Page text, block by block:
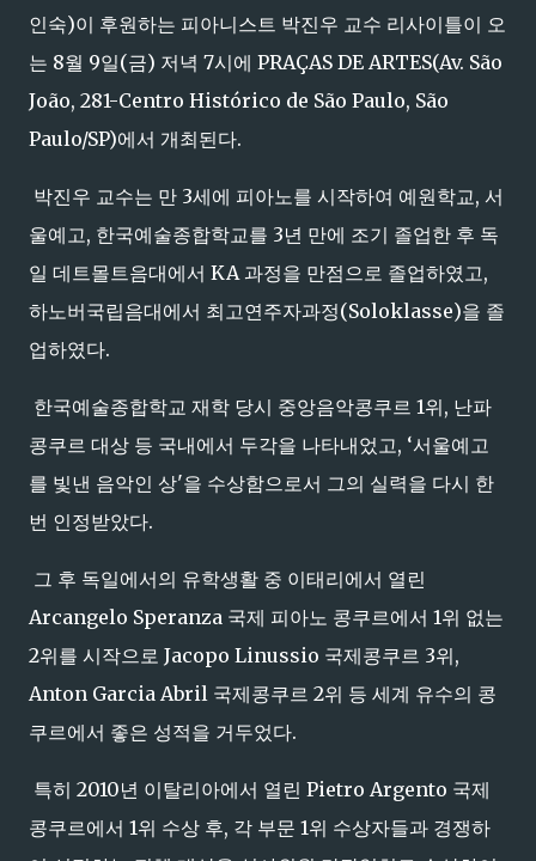
인숙)이 후원하는 피아니스트 박진우 교수 리사이틀이 오
는 8월 9일(금) 저녁 7시에 PRAÇAS DE ARTES(Av. São
João, 281-Centro Histórico de São Paulo, São
Paulo/SP)에서 개최된다.
박진우 교수는 만 3세에 피아노를 시작하여 예원학교, 서
울예고, 한국예술종합학교를 3년 만에 조기 졸업한 후 독
일 데트몰트음대에서 KA 과정을 만점으로 졸업하였고,
하노버국립음대에서 최고연주자과정(Soloklasse)을 졸
업하였다.
한국예술종합학교 재학 당시 중앙음악콩쿠르 1위, 난파
콩쿠르 대상 등 국내에서 두각을 나타내었고, ‘서울예고
를 빛낸 음악인 상'을 수상함으로서 그의 실력을 다시 한
번 인정받았다.
그 후 독일에서의 유학생활 중 이태리에서 열린
Arcangelo Speranza 국제 피아노 콩쿠르에서 1위 없는
2위를 시작으로 Jacopo Linussio 국제콩쿠르 3위,
Anton Garcia Abril 국제콩쿠르 2위 등 세계 유수의 콩
쿠르에서 좋은 성적을 거두었다.
특히 2010년 이탈리아에서 열린 Pietro Argento 국제
콩쿠르에서 1위 수상 후, 각 부문 1위 수상자들과 경쟁하